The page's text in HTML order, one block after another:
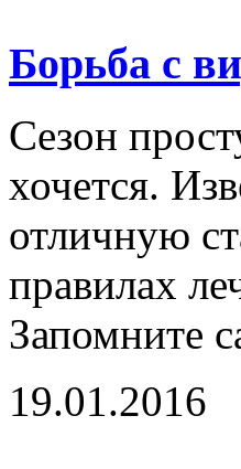
Борьба с
Сезон
хочется.
отличную
правилах
Запомните
19.01.2016